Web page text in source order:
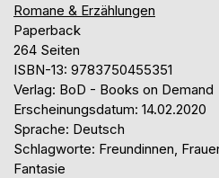
Romane & Erzählungen
Paperback
264 Seiten
ISBN-13: 9783750455351
Verlag: BoD - Books on Demand
Erscheinungsdatum: 14.02.2020
Sprache: Deutsch
Schlagworte: Freundinnen,
Fantasie